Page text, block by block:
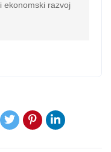
ekonomski razvoj